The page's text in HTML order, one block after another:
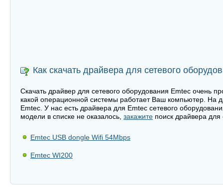
Как скачать драйвера для сетевого
Скачать драйвер для сетевого оборудования Emtec очень
какой операционной системы работает Ваш компьютер. На
Emtec. У нас есть драйвера для Emtec сетевого
модели в списке не оказалось, закажите поиск драйвера для
Emtec USB dongle Wifi 54Mbps
Emtec WI200